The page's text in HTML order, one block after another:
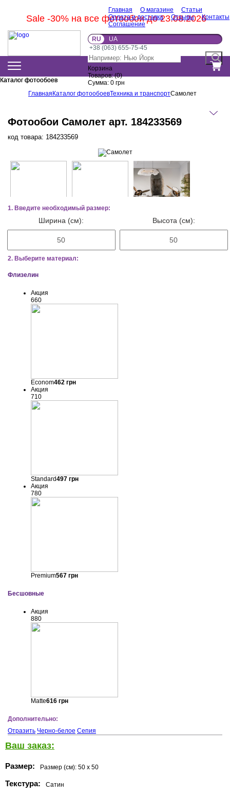
Sale -30% на все фотообои до 23.08.2026
Главная О магазине
Статьи
Оплата и доставка
Отзывы
Контакты
Соглашение
RU
UA
+38 (063) 655-75-45
Корзина
Товаров:(0)
Сумма: 0 грн
Каталог фотообоев
Каталог фотообоев
Главная Каталог фотообоевТехника и транспортСамолет
Фотообои Самолет арт. 184233569
код товара: 184233569
1. Введите необходимый размер:
Ширина (см): Высота (см):
2. Выберите материал:
Флизелин
Акция
660
Econom462грн
Акция
710
Standard497грн
Акция
780
Premium567грн
Бесшовные
Акция
880
Matte616грн
Дополнительно:
Отразить Черно-белое Сепия
Ваш заказ:
Размер: Размер (см): 50 x 50
Текстура: Сатин